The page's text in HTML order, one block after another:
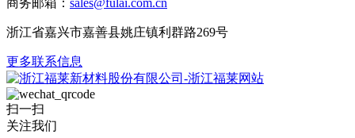
浙江省嘉兴市嘉善县姚庄镇利群路269号
更多联系信息
扫一扫
关注我们